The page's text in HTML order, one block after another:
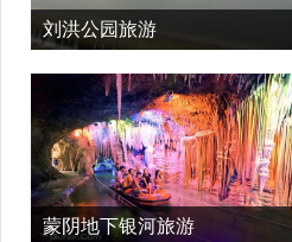
刘洪公园旅游
蒙阴地下银河旅游